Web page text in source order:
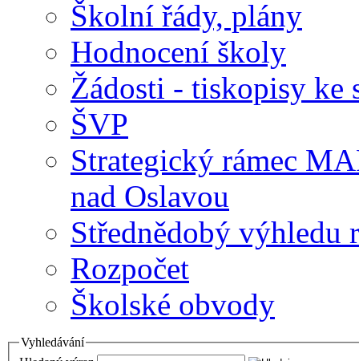
Školní řády, plány
Hodnocení školy
Žádosti - tiskopisy ke
ŠVP
Strategický rámec
nad Oslavou
Střednědobý výhledu
Rozpočet
Školské obvody
Vyhledávání